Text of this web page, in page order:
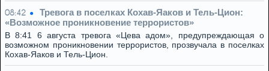
08:42
Тревога в поселках Кохав-Яаков и Тель-Цион:
«Возможное проникновение террористов»
В 8:41 6 августа тревога «Цева адом», предупреждающая о
возможном проникновении террористов, прозвучала в поселках
Кохав-Яаков и Тель-Цион.